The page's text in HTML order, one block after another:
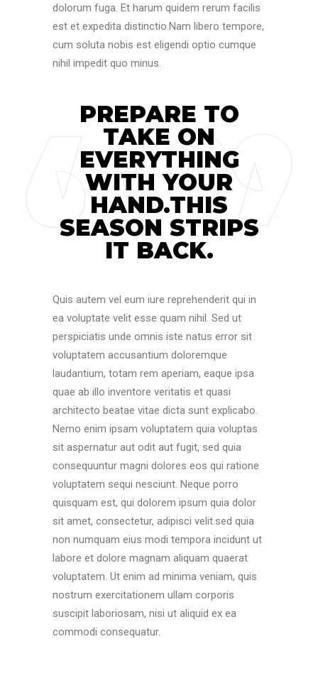
dolorum fuga. Et harum quidem rerum facilis
est et expedita distinctio.Nam libero tempore,
cum soluta nobis est eligendi optio cumque
nihil impedit quo minus.
PREPARE TO
TAKE ON
EVERYTHING
WITH YOUR
HAND.THIS
SEASON STRIPS
IT BACK.
Quis autem vel eum iure reprehenderit qui in
ea voluptate velit esse quam nihil. Sed ut
perspiciatis unde omnis iste natus error sit
voluptatem accusantium doloremque
laudantium, totam rem aperiam, eaque ipsa
quae ab illo inventore veritatis et quasi
architecto beatae vitae dicta sunt explicabo.
Nemo enim ipsam voluptatem quia voluptas
sit aspernatur aut odit aut fugit, sed quia
consequuntur magni dolores eos qui ratione
voluptatem sequi nesciunt. Neque porro
quisquam est, qui dolorem ipsum quia dolor
sit amet, consectetur, adipisci velit.sed quia
non numquam eius modi tempora incidunt ut
labore et dolore magnam aliquam quaerat
voluptatem. Ut enim ad minima veniam, quis
nostrum exercitationem ullam corporis
suscipit laboriosam, nisi ut aliquid ex ea
commodi consequatur.